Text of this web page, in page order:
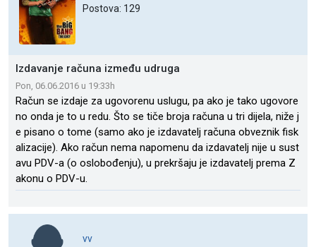
Postova: 129
Izdavanje računa između udruga
Pon, 06.06.2016 u 19:33h
Račun se izdaje za ugovorenu uslugu, pa ako je tako ugovore
no onda je to u redu. Što se tiče broja računa u tri dijela, niže j
e pisano o tome (samo ako je izdavatelj računa obveznik fisk
alizacije). Ako račun nema napomenu da izdavatelj nije u sust
avu PDV-a (o oslobođenju), u prekršaju je izdavatelj prema Z
akonu o PDV-u.
vv